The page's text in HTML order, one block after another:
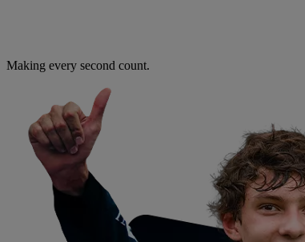
Making every second count.